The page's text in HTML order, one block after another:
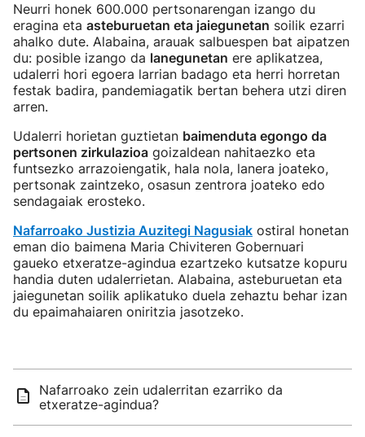
Neurri honek 600.000 pertsonarengan izango du
eragina eta asteburuetan eta jaiegunetan soilik ezarri
ahalko dute. Alabaina, arauak salbuespen bat aipatzen
du: posible izango da lanegunetan ere aplikatzea,
udalerri hori egoera larrian badago eta herri horretan
festak badira, pandemiagatik bertan behera utzi diren
arren.
Udalerri horietan guztietan baimenduta egongo da
pertsonen zirkulazioa goizaldean nahitaezko eta
funtsezko arrazoiengatik, hala nola, lanera joateko,
pertsonak zaintzeko, osasun zentrora joateko edo
sendagaiak erosteko.
Nafarroako Justizia Auzitegi Nagusiak ostiral honetan
eman dio baimena Maria Chiviteren Gobernuari
gaueko etxeratze-agindua ezartzeko kutsatze kopuru
handia duten udalerrietan. Alabaina, asteburuetan eta
jaiegunetan soilik aplikatuko duela zehaztu behar izan
du epaimahaiaren oniritzia jasotzeko.
Nafarroako zein udalerritan ezarriko da
etxeratze-agindua?